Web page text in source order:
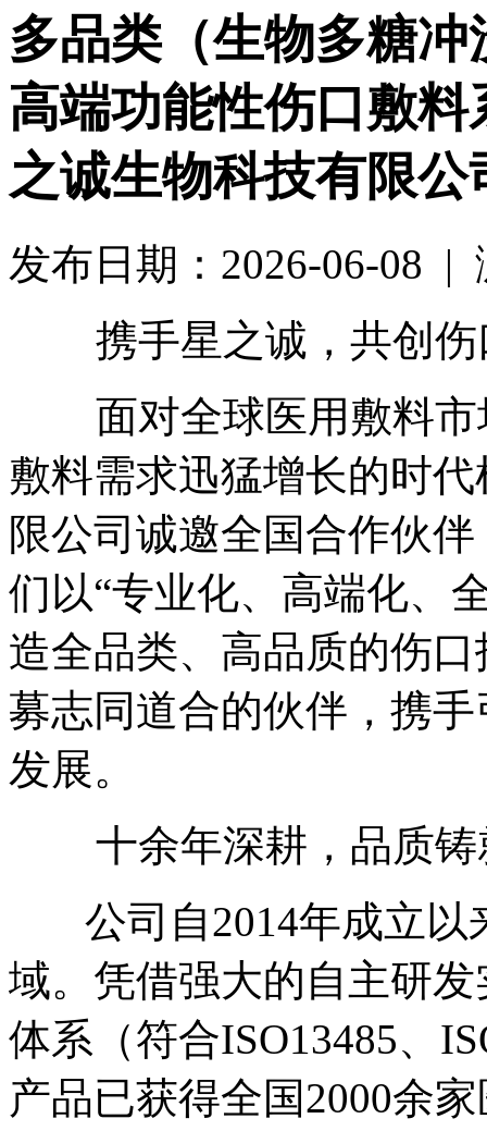
多品类（生物多糖
高端功能性伤口敷
之诚生物科技有限公
发布日期：2026-06-08 |
携手星之诚，共创伤
面对全球医用敷料市
敷料需求迅猛增长的时
限公司诚邀全国合作伙
们以“专业化、高端化、
造全品类、高品质的伤
募志同道合的伙伴，携
发展。
十余年深耕，品质铸
公司自2014年成立以
域。凭借强大的自主研
体系（符合ISO13485、
产品已获得全国2000余